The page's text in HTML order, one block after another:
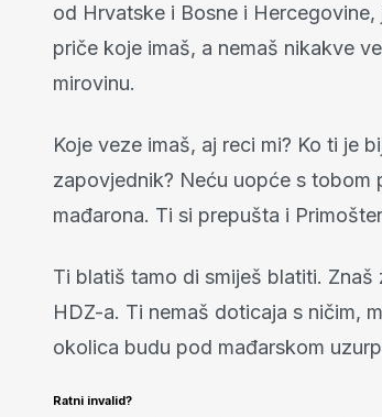
od Hrvatske i Bosne i
priče koje imaš, a nemaš nikakve
mirovinu.
Koje veze imaš, aj reci mi? Ko ti je
zapovjednik? Neću uopće s tobom
mađarona. Ti si prepušta i
Ti blatiš tamo di smiješ blatiti.
HDZ-a. Ti nemaš doticaja s ničim,
okolica budu pod mađarskom
Ratni invalid?